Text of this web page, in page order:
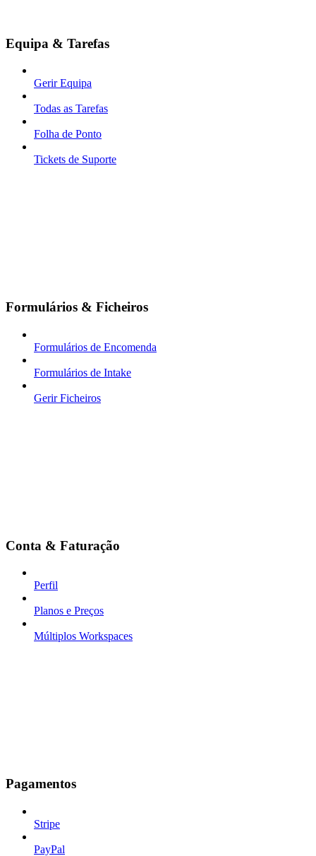
Equipa & Tarefas
Gerir Equipa
Todas as Tarefas
Folha de Ponto
Tickets de Suporte
Formulários & Ficheiros
Formulários de Encomenda
Formulários de Intake
Gerir Ficheiros
Conta & Faturação
Perfil
Planos e Preços
Múltiplos Workspaces
Pagamentos
Stripe
PayPal